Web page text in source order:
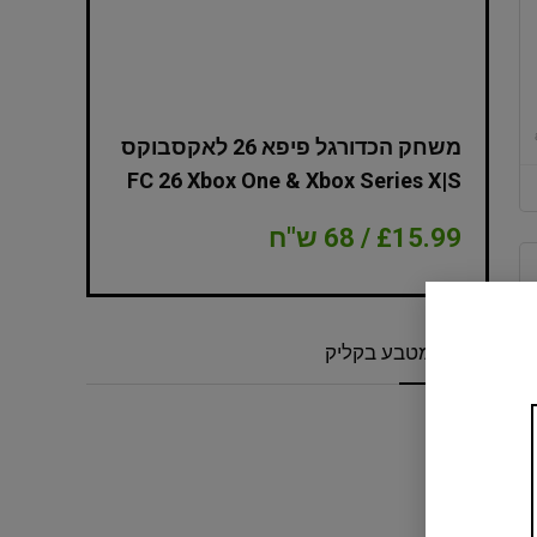
משחק הכדורגל פיפא 26 לאקסבוקס
FC 26 Xbox One & Xbox Series
– Gold Edition Xbox
המרת מטבע בקליק